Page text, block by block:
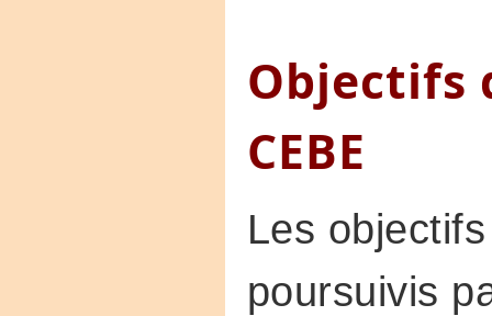
Objectifs
CEBE
Les objectifs
poursuivis